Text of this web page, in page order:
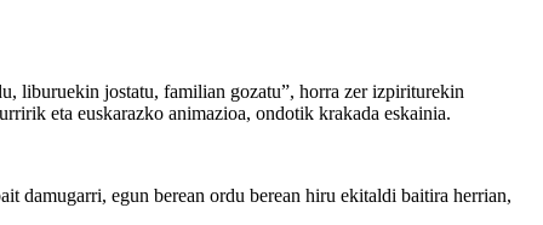
liburuekin jostatu, familian gozatu”, horra zer izpiriturekin
eta euskarazko animazioa, ondotik krakada eskainia.
damugarri, egun berean ordu berean hiru ekitaldi baitira herrian,